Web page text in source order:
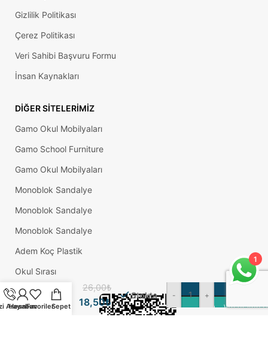
Gizlilik Politikası
Çerez Politikası
Veri Sahibi Başvuru Formu
İnsan Kaynakları
DIĞER SITELERIMIZ
Gamo Okul Mobilyaları
Gamo School Furniture
Gamo Okul Mobilyaları
Monoblok Sandalye
Monoblok Sandalye
Monoblok Sandalye
Adem Koç Plastik
Okul Sırası
Arayın
HesabımFavorilerSepet
Yuvarlak
Sandalye
Mobilya
Ayak
26,00₺
18,50₺
Stokta -
+
WhatsApp
1